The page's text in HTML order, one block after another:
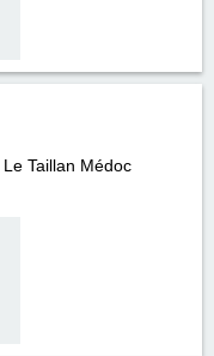
Le Taillan Médoc